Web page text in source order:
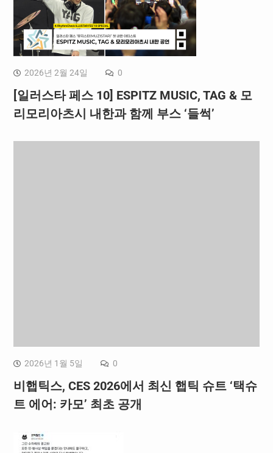
2026년 2월 24일 0
[일러스타 페스 10] ESPITZ MUSIC, TAG & 모
리모리아츠시 내한과 함께 부스 ‘들썩’
2026년 1월 5일 0
비햅틱스, CES 2026에서 최신 햅틱 슈트 ‘택슈
트 에어: 카모’ 최초 공개